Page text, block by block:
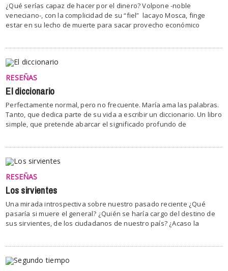
¿Qué serías capaz de hacer por el dinero? Volpone -noble
veneciano-, con la complicidad de su “fiel” lacayo Mosca, finge
estar en su lecho de muerte para sacar provecho económico
RESEÑAS
El diccionario
Perfectamente normal, pero no frecuente. María ama las palabras.
Tanto, que dedica parte de su vida a escribir un diccionario. Un libro
simple, que pretende abarcar el significado profundo de
RESEÑAS
Los sirvientes
Una mirada introspectiva sobre nuestro pasado reciente ¿Qué
pasaría si muere el general? ¿Quién se haría cargo del destino de
sus sirvientes, de los ciudadanos de nuestro país? ¿Acaso la